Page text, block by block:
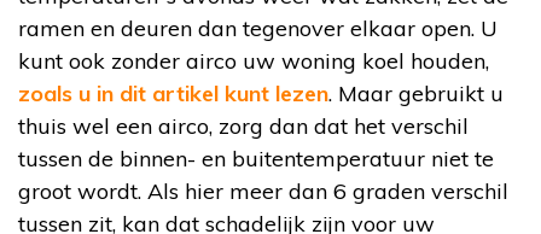
ramen en deuren dan tegenover elkaar open. U
kunt ook zonder airco uw woning koel houden,
zoals u in dit artikel kunt lezen. Maar gebruikt u
thuis wel een airco, zorg dan dat het verschil
tussen de binnen- en buitentemperatuur niet te
groot wordt. Als hier meer dan 6 graden verschil
tussen zit, kan dat schadelijk zijn voor uw